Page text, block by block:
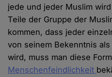
jede und jeder Muslim
Teile der Gruppe der
kommen, dass jeder
von seinem Bekenntnis
wird, muss man diese
Menschenfeindlichkeit